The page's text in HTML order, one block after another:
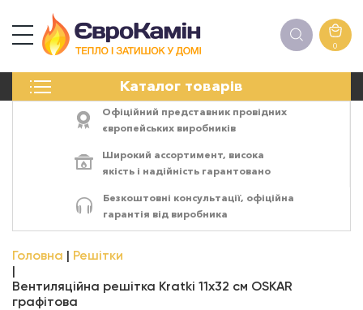
0
Каталог товарів
ПЕЧІ
ЕЛЕКТРОКАМІНИ
АКСЕСУАРИ
Офіційний представник провідних
європейських виробників
Широкий ассортимент, висока
якість і надійність гарантовано
Безкоштовні консультації, офіційна
гарантія від виробника
Головна Решітки
Вентиляційна решітка Kratki 11x32 см OSKAR
графітова